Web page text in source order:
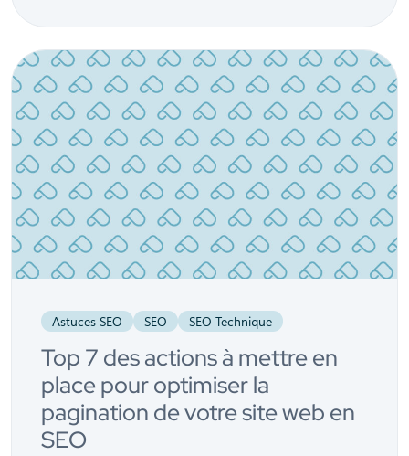
Astuces SEO SEO SEO Technique
Top 7 des actions à mettre en
place pour optimiser la
pagination de votre site web en
SEO